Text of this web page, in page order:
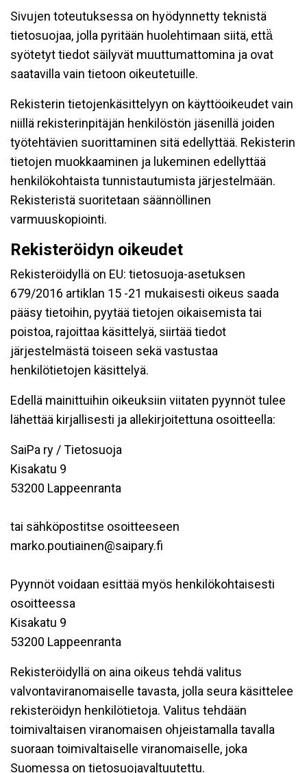
Sivujen toteutuksessa on hyödynnetty teknistä
tietosuojaa, jolla pyritään huolehtimaan siitä, että̈
syötetyt tiedot säilyvät muuttumattomina ja ovat
saatavilla vain tietoon oikeutetuille.
Rekisterin tietojenkäsittelyyn on käyttöoikeudet vain
niillä rekisterinpitäjän henkilöstön jäsenillä joiden
työtehtävien suorittaminen sitä edellyttää. Rekisterin
tietojen muokkaaminen ja lukeminen edellyttää
henkilökohtaista tunnistautumista järjestelmään.
Rekisteristä suoritetaan säännöllinen
varmuuskopiointi.
Rekisteröidyn oikeudet
Rekisteröidyllä on EU: tietosuoja-asetuksen
679/2016 artiklan 15 -21 mukaisesti oikeus saada
pääsy tietoihin, pyytää tietojen oikaisemista tai
poistoa, rajoittaa käsittelyä, siirtää tiedot
järjestelmästä toiseen sekä vastustaa
henkilötietojen käsittelyä.
Edellä mainittuihin oikeuksiin viitaten pyynnöt tulee
lähettää kirjallisesti ja allekirjoitettuna osoitteella:
SaiPa ry / Tietosuoja
Kisakatu 9
53200 Lappeenranta
tai sähköpostitse osoitteeseen
marko.poutiainen@saipary.fi
Pyynnöt voidaan esittää myös henkilökohtaisesti
osoitteessa
Kisakatu 9
53200 Lappeenranta
Rekisteröidyllä on aina oikeus tehdä valitus
valvontaviranomaiselle tavasta, jolla seura käsittelee
rekisteröidyn henkilötietoja. Valitus tehdään
toimivaltaisen viranomaisen ohjeistamalla tavalla
suoraan toimivaltaiselle viranomaiselle, joka
Suomessa on tietosuojavaltuutettu.